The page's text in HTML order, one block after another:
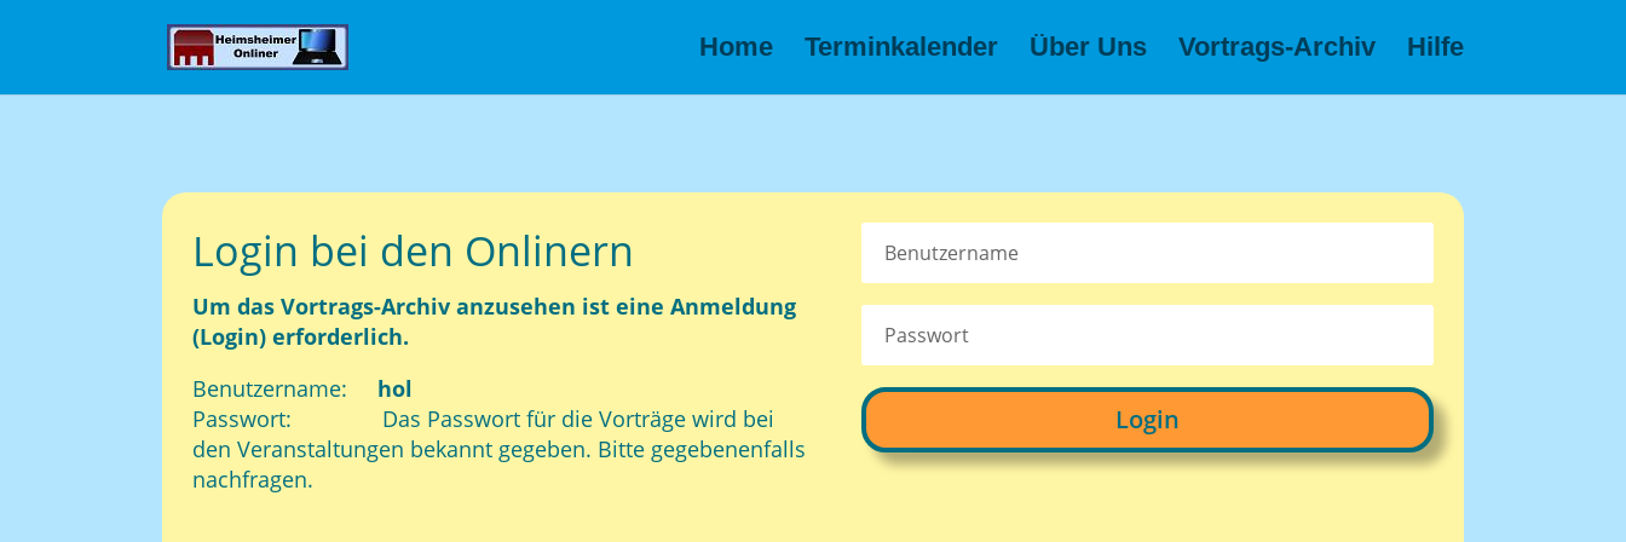
Home Terminkalender Über Uns Vortrags-Archiv Hilfe
Login bei den Onlinern
Um das Vortrags-Archiv anzusehen ist eine Anmeldung
(Login) erforderlich.
Benutzername:
hol
Passwort: Das Passwort für die Vorträge wird bei
den Veranstaltungen bekannt gegeben. Bitte gegebenenfalls
nachfragen.
Login